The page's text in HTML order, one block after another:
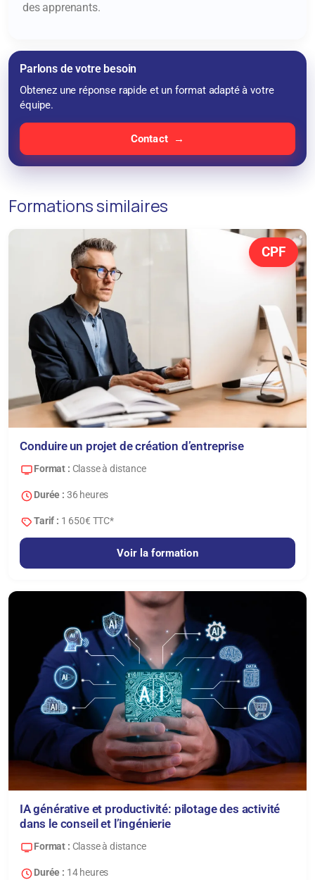
des apprenants.
Parlons de votre besoin
Obtenez une réponse rapide et un format adapté à votre
équipe.
Contact
Formations similaires
CPF
Conduire un projet de création d’entreprise
Format : Classe à distance
Durée : 36 heures
Tarif : 1 650€ TTC*
Voir la formation
IA générative et productivité: pilotage des activité
dans le conseil et l’ingénierie
Format : Classe à distance
Durée : 14 heures